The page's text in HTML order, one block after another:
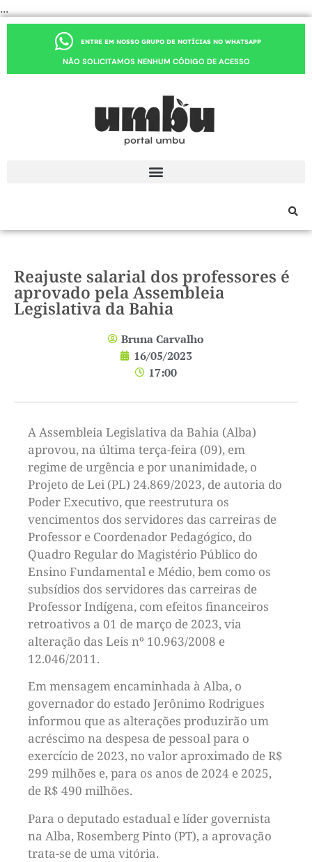
...
ENTRE EM NOSSO GRUPO DE NOTÍCIAS NO WHATSAPP
NÃO SOLICITAMOS NENHUM CÓDIGO DE ACESSO
Reajuste salarial dos professores é
aprovado pela Assembleia
Legislativa da Bahia
Bruna Carvalho
16/05/2023
17:00
A Assembleia Legislativa da Bahia (Alba)
aprovou, na última terça-feira (09), em
regime de urgência e por unanimidade, o
Projeto de Lei (PL) 24.869/2023, de autoria do
Poder Executivo, que reestrutura os
vencimentos dos servidores das carreiras de
Professor e Coordenador Pedagógico, do
Quadro Regular do Magistério Público do
Ensino Fundamental e Médio, bem como os
subsídios dos servidores das carreiras de
Professor Indígena, com efeitos financeiros
retroativos a 01 de março de 2023, via
alteração das Leis nº 10.963/2008 e
12.046/2011.
Em mensagem encaminhada à Alba, o
governador do estado Jerônimo Rodrigues
informou que as alterações produzirão um
acréscimo na despesa de pessoal para o
exercício de 2023, no valor aproximado de R$
299 milhões e, para os anos de 2024 e 2025,
de R$ 490 milhões.
Para o deputado estadual e líder governista
na Alba, Rosemberg Pinto (PT), a aprovação
trata-se de uma vitória.